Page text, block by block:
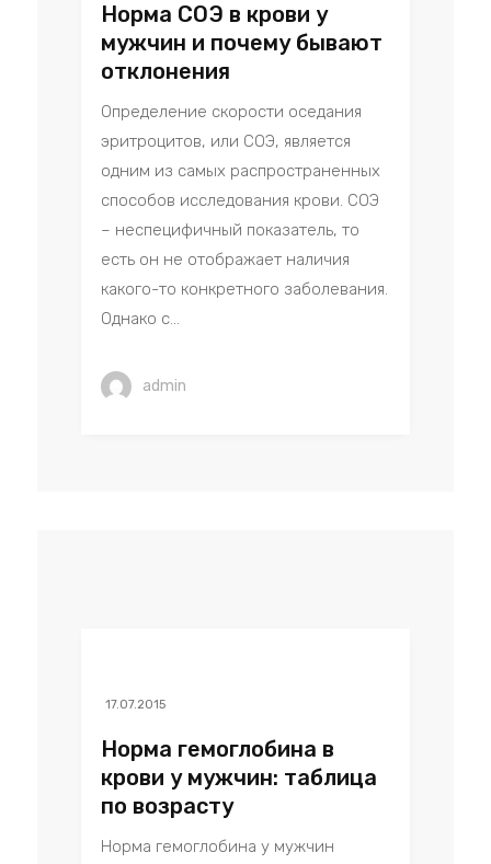
Норма СОЭ в крови у
мужчин и почему бывают
отклонения
Определение скорости оседания
эритроцитов, или СОЭ, является
одним из самых распространенных
способов исследования крови. СОЭ
– неспецифичный показатель, то
есть он не отображает наличия
какого-то конкретного заболевания.
Однако с...
admin
17.07.2015
Норма гемоглобина в
крови у мужчин: таблица
по возрасту
Норма гемоглобина у мужчин